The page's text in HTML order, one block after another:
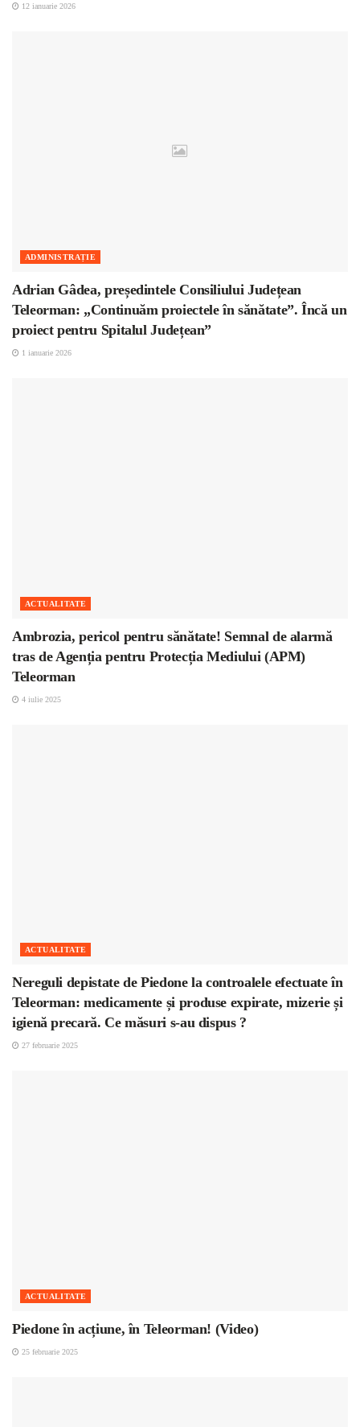
12 ianuarie 2026
ADMINISTRAȚIE
Adrian Gâdea, președintele Consiliului Județean
Teleorman: „Continuăm proiectele în sănătate”. Încă un
proiect pentru Spitalul Județean”
1 ianuarie 2026
ACTUALITATE
Ambrozia, pericol pentru sănătate! Semnal de alarmă
tras de Agenția pentru Protecția Mediului (APM)
Teleorman
4 iulie 2025
ACTUALITATE
Nereguli depistate de Piedone la controalele efectuate în
Teleorman: medicamente și produse expirate, mizerie și
igienă precară. Ce măsuri s-au dispus ?
27 februarie 2025
ACTUALITATE
Piedone în acțiune, în Teleorman! (Video)
25 februarie 2025